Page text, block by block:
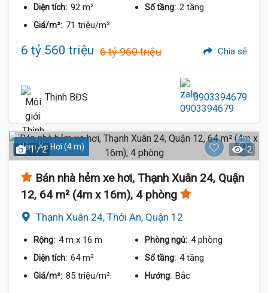
Diện tích: 92 m² Số tầng: 2 tầng
Giá/m²: 71 triệu/m²
6 tỷ 560 triệu 6 tỷ 960 triệu Chia sẻ
Thịnh BĐS 0903394679
Hẻm Xe Hơi (4 m)
1 / 2 2
Bán nhà hẻm xe hơi, Thạnh Xuân 24, Quận
12, 64 m² (4m x 16m), 4 phòng
Thạnh Xuân 24, Thới An, Quận 12
Rộng: 4 m x 16 m Phòng ngủ: 4 phòng
Diện tích: 64 m² Số tầng: 4 tầng
Giá/m²: 85 triệu/m² Hướng: Bắc